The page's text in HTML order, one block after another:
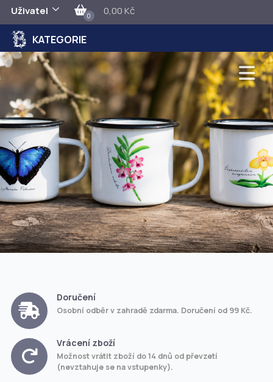
Uživatel 0 0,00 Kč
KATEGORIE
Doručení
Osobní odběr v zahradě zdarma. Doručení od 99 Kč.
Vrácení zboží
Možnost vrátit zboží do 14 dnů od převzetí
(nevztahuje se na vstupenky).